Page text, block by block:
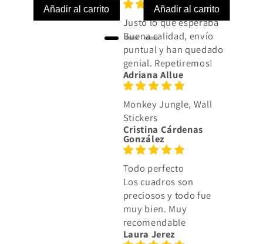
Justo lo que esperaba
Buena calidad, envío
puntual y han quedado
genial. Repetiremos!
Adriana Allue
Monkey Jungle, Wall
Stickers
Cristina Cárdenas
González
Todo perfecto
Los cuadros son
preciosos y todo fue
muy bien. Muy
recomendable
Laura Jerez
Añadir al carrito Añadir al carrito